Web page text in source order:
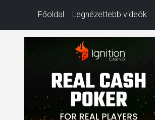
Főoldal Legnézettebb videók